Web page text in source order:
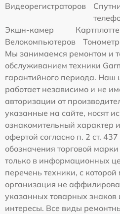
Видеорегистраторов
Экшн-камер
Велокомпьютеров
Мы занимаемся ремонтом и
обслуживанием техники
гарантийного периода. Наш
работает независимо и не
авторизации от
указанные на сайте, носят
ознакомительный характер
офертой согласно п. 2 ст.
обозначения торговой
только в информационных
перечень техники, с
организация не
указанных товарных знаков
интересы. Все виды